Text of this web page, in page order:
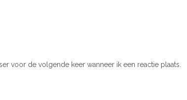
voor de volgende keer wanneer ik een reactie plaats.